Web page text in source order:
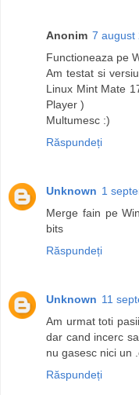
Anonim 7 august
Functioneaza pe
Am testat si
Linux Mint Mate
Player )
Multumesc :)
Răspundeți
Unknown 1
Merge fain pe
bits
Răspundeți
Unknown 11
Am urmat toti
dar cand incerc
nu gasesc nici un
Răspundeți